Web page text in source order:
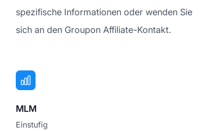
spezifische Informationen oder wenden Sie
sich an den Groupon Affiliate-Kontakt.
MLM
Einstufig